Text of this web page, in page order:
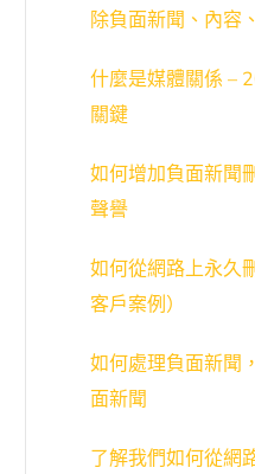
除負面新聞、內容
什麼是媒體關係 –
關鍵
如何增加負面新聞
聲譽
如何從網路上永久
客戶案例）
如何處理負面新聞
面新聞
了解我們如何從網